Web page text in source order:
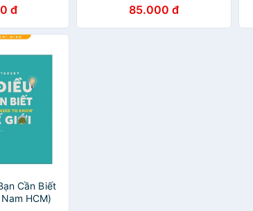
đ 85.000 đ
Cần Biết
HCM)